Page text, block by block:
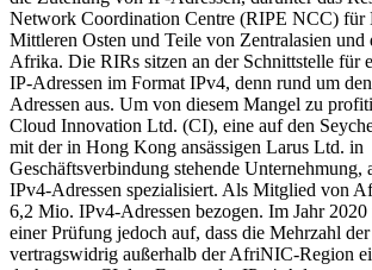
Network Coordination Centre (RIPE NCC) für
Mittleren Osten und Teile von Zentralasien
Afrika. Die RIRs sitzen an der Schnittstelle für
IP-Adressen im Format IPv4, denn rund um
Adressen aus. Um von diesem Mangel zu
Cloud Innovation Ltd. (CI), eine auf den
mit der in Hong Kong ansässigen Larus Ltd. in
Geschäftsverbindung stehende Unternehmung,
IPv4-Adressen spezialisiert. Als Mitglied von
6,2 Mio. IPv4-Adressen bezogen. Im Jahr
einer Prüfung jedoch auf, dass die Mehrzahl
vertragswidrig außerhalb der AfriNIC-Region